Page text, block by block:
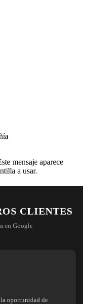
mensaje aparece
a usar.
CLIENTES
en Google
la oportunidad de